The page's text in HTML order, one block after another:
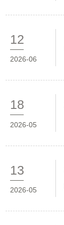
12
2026-06
18
2026-05
13
2026-05